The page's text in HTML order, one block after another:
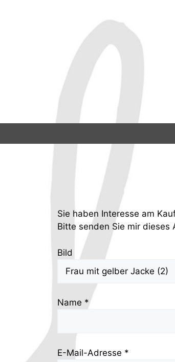
Sie haben Interesse am
Bitte senden Sie mir dieses
Bild
Name *
E-Mail-Adresse *